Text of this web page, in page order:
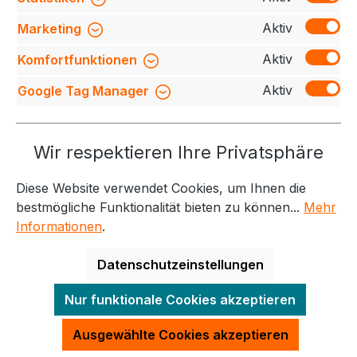
Bewertungen
Service-Hotline
Weitere Themen
Informationen Kontakt
Alle Preise exkl. gesetzl. Mehrwertsteuer zzgl.
Versandkostenund ggf. Nachnahmegebühren, wenn
nicht anders angegeben.
Marketing
Aktiv
Komfortfunktionen
Aktiv
Google Tag Manager
Aktiv
Wir respektieren Ihre Privatsphäre
Diese Website verwendet Cookies, um Ihnen die
bestmögliche Funktionalität bieten zu können... Mehr
Informationen.
Datenschutzeinstellungen
Nur funktionale Cookies akzeptieren
Ausgewählte Cookies akzeptieren